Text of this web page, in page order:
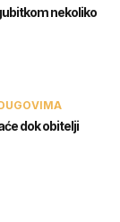
nekoliko
dok obitelji